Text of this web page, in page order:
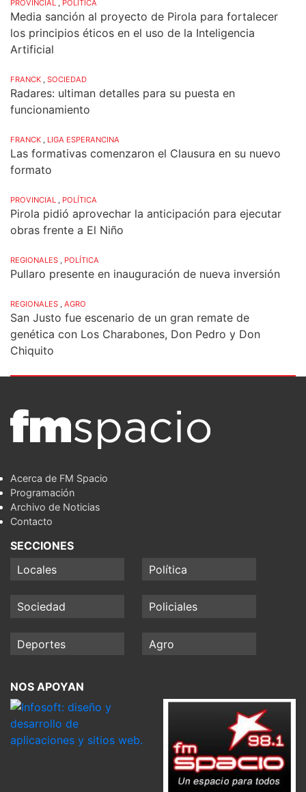
PROVINCIAL , POLÍTICA
Media sanción al proyecto de Pirola para fortalecer
los principios éticos en el uso de la Inteligencia
Artificial
FRANCK , SOCIEDAD
Radares: ultiman detalles para su puesta en
funcionamiento
FRANCK , LIGA ESPERANCINA
Las formativas comenzaron el Clausura en su nuevo
formato
PROVINCIAL , POLÍTICA
Pirola pidió aprovechar la anticipación para ejecutar
obras frente a El Niño
REGIONALES , POLÍTICA
Pullaro presente en inauguración de nueva inversión
REGIONALES , AGRO
San Justo fue escenario de un gran remate de
genética con Los Charabones, Don Pedro y Don
Chiquito
Acerca de FM Spacio
Programación
Archivo de Noticias
Contacto
SECCIONES
Locales
Política
Sociedad Policiales
Deportes Agro
NOS APOYAN